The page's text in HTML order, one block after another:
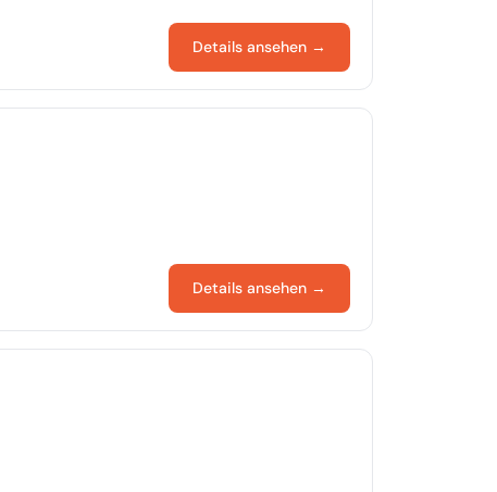
Details ansehen →
Details ansehen →